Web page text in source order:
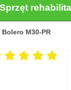
Sprzęt
M30-PR